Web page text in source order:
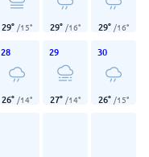
29° /15° 29° /16° 29° /16°
28
26° /14°
29
27° /14°
30
26° /15°